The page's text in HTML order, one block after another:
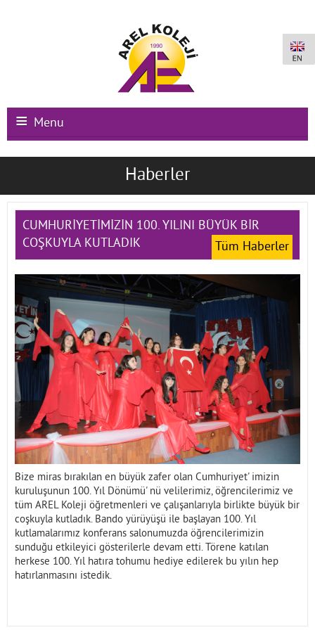
Menu
Ana Sayfa
Okullarımız
Uluslararası Programlar
Kampüs Olanakları
Kayıt-Kabul
İletişim
Haberler
CUMHURİYETİMİZİN 100. YILINI BÜYÜK BİR
COŞKUYLA KUTLADIK
Tüm Haberler
Bize miras bırakılan en büyük zafer olan Cumhuriyet' imizin
kuruluşunun 100. Yıl Dönümü' nü velilerimiz, öğrencilerimiz ve
tüm AREL Koleji öğretmenleri ve çalışanlarıyla birlikte büyük bir
coşkuyla kutladık. Bando yürüyüşü ile başlayan 100. Yıl
kutlamalarımız konferans salonumuzda öğrencilerimizin
sunduğu etkileyici gösterilerle devam etti. Törene katılan
herkese 100. Yıl hatıra tohumu hediye edilerek bu yılın hep
hatırlanmasını istedik.